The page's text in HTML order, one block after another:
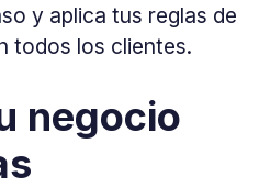
y aplica tus reglas de
todos los clientes.
negocio